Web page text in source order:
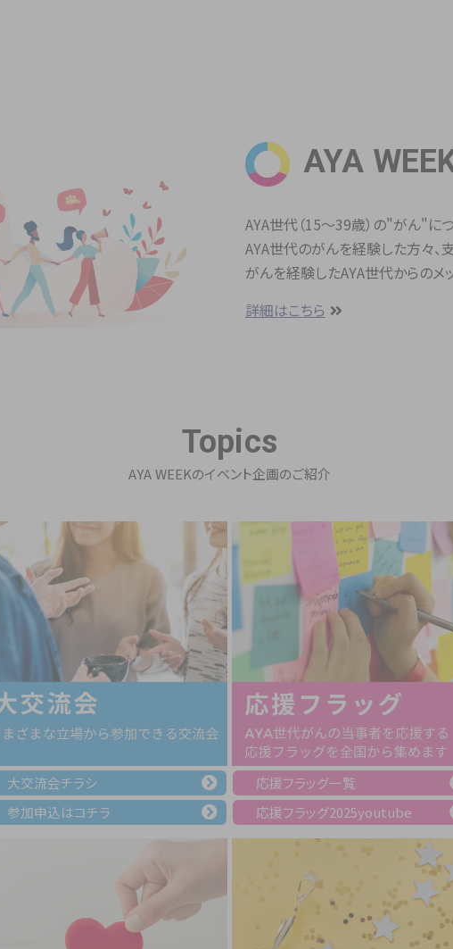
AYA
AYA世代（15～39歳）の"がん"に
AYA世代のがんを経験した方々、
がんを経験したAYA世代からのメ
詳細はこちら
Topics
AYA WEEKのイベント企画のご紹介
大交流会チラシ
参加申込はコチラ
応援フラッグ一覧
応援フラッグ2025youtube